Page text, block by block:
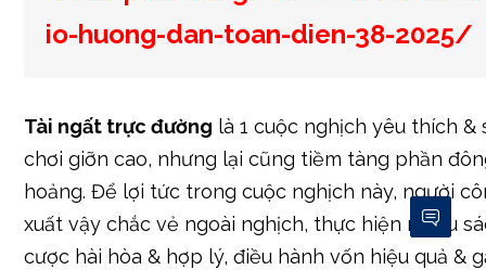
nhắc công cùng hết
Xem
thêm:https://
kham-pha-the-gioi-ca-cuoc-tai-
io-huong-dan-toan-dien-38-2025/